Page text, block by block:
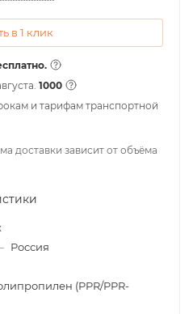
в 1 клик
1000
и тарифам транспортной
доставки зависит от объёма
Россия
(PPR/PPR-